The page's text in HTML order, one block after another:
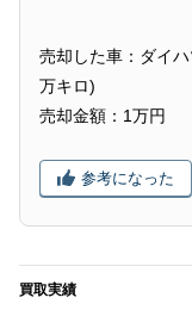
売却した車：ダイ
万キロ)
売却金額：1万円
参考になった
買取実績